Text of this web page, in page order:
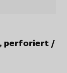
perforiert /